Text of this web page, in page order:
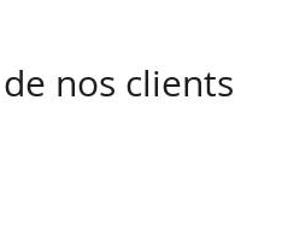
nos clients